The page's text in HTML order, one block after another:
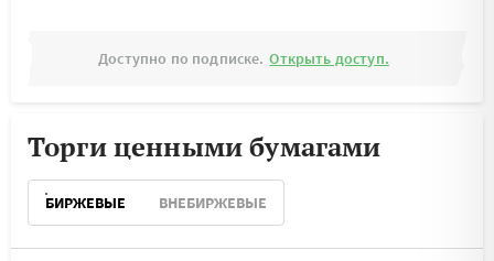
Доступно по подписке. Открыть доступ.
Торги ценными бумагами
БИРЖЕВЫЕ ВНЕБИРЖЕВЫЕ